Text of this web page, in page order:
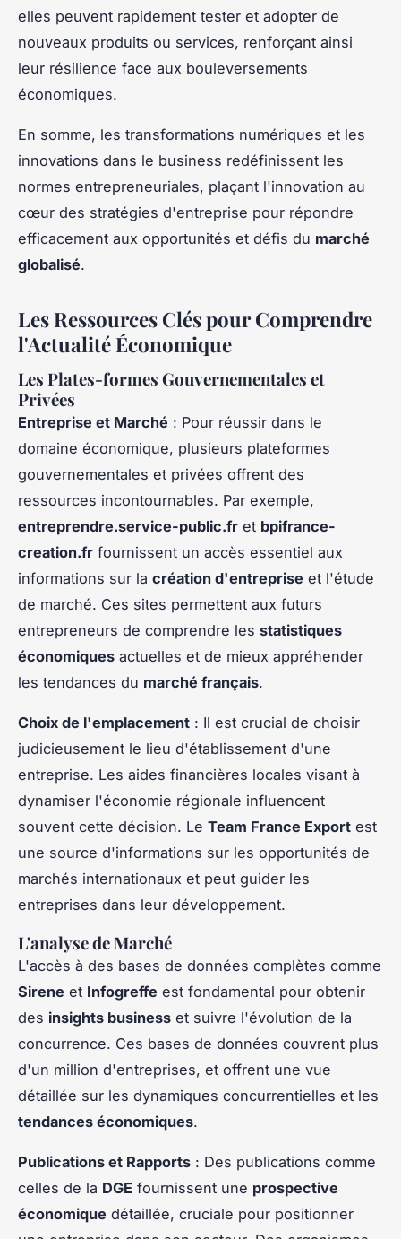
elles peuvent rapidement tester et adopter de
nouveaux produits ou services, renforçant ainsi
leur résilience face aux bouleversements
économiques.
En somme, les transformations numériques et les
innovations dans le business redéfinissent les
normes entrepreneuriales, plaçant l'innovation au
cœur des stratégies d'entreprise pour répondre
efficacement aux opportunités et défis du marché
globalisé.
Les Ressources Clés pour Comprendre
l'Actualité Économique
Les Plates-formes Gouvernementales et
Privées
Entreprise et Marché : Pour réussir dans le
domaine économique, plusieurs plateformes
gouvernementales et privées offrent des
ressources incontournables. Par exemple,
entreprendre.service-public.fr et bpifrance-
creation.fr fournissent un accès essentiel aux
informations sur la création d'entreprise et l'étude
de marché. Ces sites permettent aux futurs
entrepreneurs de comprendre les statistiques
économiques actuelles et de mieux appréhender
les tendances du marché français.
Choix de l'emplacement : Il est crucial de choisir
judicieusement le lieu d'établissement d'une
entreprise. Les aides financières locales visant à
dynamiser l'économie régionale influencent
souvent cette décision. Le Team France Export est
une source d'informations sur les opportunités de
marchés internationaux et peut guider les
entreprises dans leur développement.
L'analyse de Marché
L'accès à des bases de données complètes comme
Sirene et Infogreffe est fondamental pour obtenir
des insights business et suivre l'évolution de la
concurrence. Ces bases de données couvrent plus
d'un million d'entreprises, et offrent une vue
détaillée sur les dynamiques concurrentielles et les
tendances économiques.
Publications et Rapports : Des publications comme
celles de la DGE fournissent une prospective
économique détaillée, cruciale pour positionner